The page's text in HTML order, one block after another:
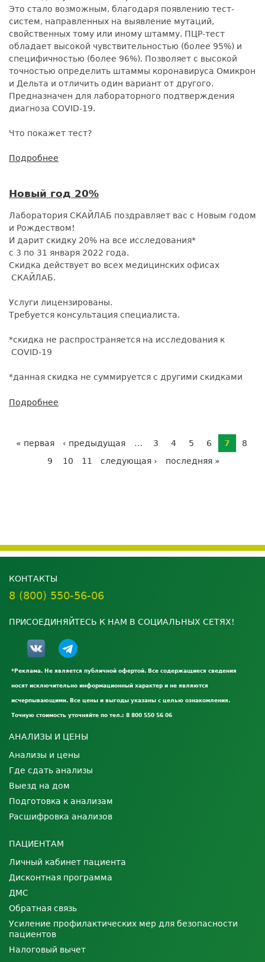
Это стало возможным, благодаря появлению тест-
систем, направленных на выявление мутаций,
свойственных тому или иному штамму. ПЦР-тест
обладает высокой чувствительностью (более 95%) и
специфичностью (более 96%). Позволяет с высокой
точностью определить штаммы коронавируса Омикрон
и Дельта и отличить один вариант от другого.
Предназначен для лабораторного подтверждения
диагноза COVID-19.
Что покажет тест?
Подробнее
Дельта
Новый год 20%
Лаборатория СКАЙЛАБ поздравляет вас с Новым годом
и Рождеством!
И дарит скидку 20% на все исследования*
с 3 по 31 января 2022 года.
Скидка действует во всех медицинских офисах
СКАЙЛАБ.
Услуги лицензированы.
Требуется консультация специалиста.
*скидка не распространяется на исследования к
COVID-19
*данная скидка не суммируется с другими скидками
Подробнее
20%
« первая ‹ предыдущая … 3 4 5 6 7
8
9
10 11 следующая › последняя »
КОНТАКТЫ
8 (800) 550-56-06
ПРИСОЕДИНЯЙТЕСЬ К НАМ В СОЦИАЛЬНЫХ СЕТЯХ!
*Реклама. Не является публичной офертой. Все содержащиеся сведения
носят исключительно информационный характер и не являются
исчерпывающими. Все цены и выгоды указаны с целью ознакомления.
Точную стоимость уточняйте по тел.: 8 800 550 56 06
АНАЛИЗЫ И ЦЕНЫ
Анализы и цены
Где сдать анализы
Выезд на дом
Подготовка к анализам
Расшифровка анализов
ПАЦИЕНТАМ
Личный кабинет пациента
Дисконтная программа
ДМС
Обратная связь
Усиление профилактических мер для безопасности
пациентов
Налоговый вычет